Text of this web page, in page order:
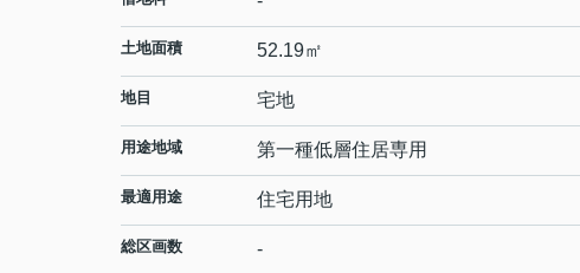
土地面積 52.19㎡
地目 宅地
用途地域 第一種低層住居専用
最適用途 住宅用地
総区画数 -